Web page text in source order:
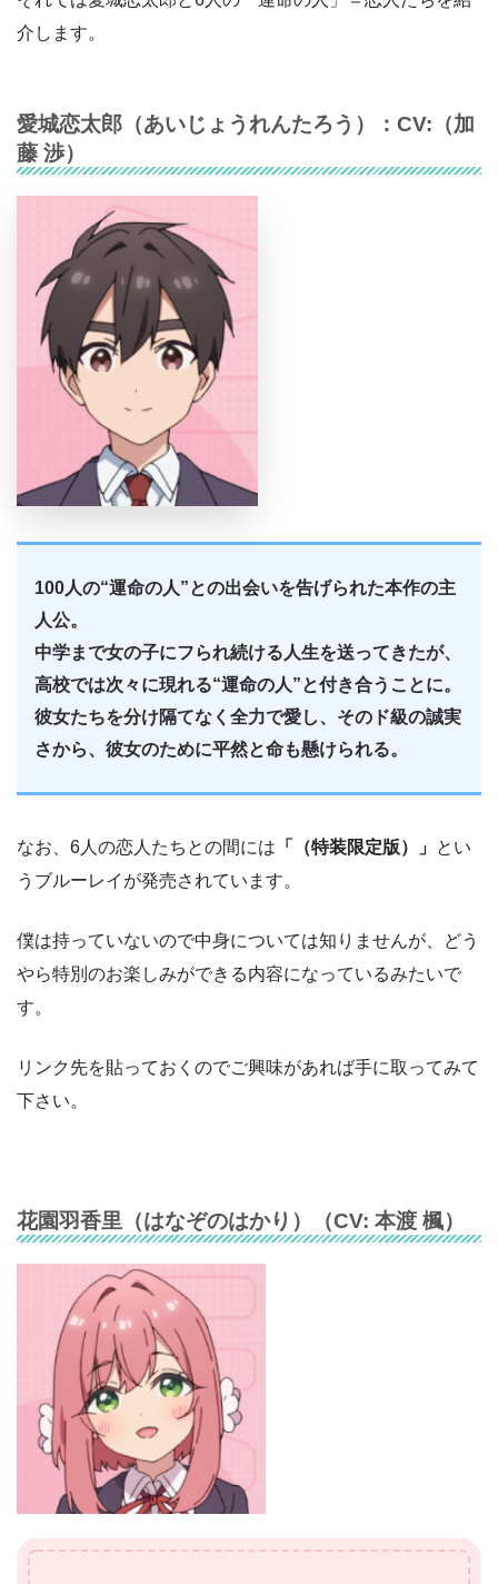
介します。
愛城恋太郎 （あいじょうれんたろう ）：CV:（加
藤 渉）
100人の“運命の人”との出会いを告げられた本作の主
人公。
中学まで女の子にフられ続ける人生を送ってきたが、
高校では次々に現れる“運命の人”と付き合うことに。
彼女たちを分け隔てなく全力で愛し、そのド級の誠実
さから、彼女のために平然と命も懸けられる。
なお、6人の恋人たちとの間には 「（特装限定版）」 とい
うブルーレイが発売されています。
僕は持っていないので中身については知りませんが、どう
やら特別のお楽しみができる内容になっているみたいで
す。
リンク先を貼っておくのでご興味があれば手に取ってみて
下さい。
花園羽香里（はなぞのはかり ）（CV: 本渡 楓）